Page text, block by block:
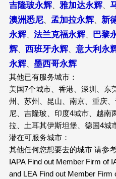
吉隆玻永辉、 雅加达永辉、
澳洲悉尼、 孟加拉永辉、 新
永辉、 法兰克福永辉、 巴黎
辉、 西班牙永辉、 意大利永
永辉、 墨西哥永辉
其他已有服务城市：
美国7个城市、香港、深圳、东
州、苏州、昆山、南京、重庆
尼、吉隆玻、印度4城市、越南
拉、土耳其伊斯坦堡、德国4城
潜在可服务城市：
其他任何您想要去的城市 请参
IAPA Find out Member Firm of
and LEA Find out Member Firm